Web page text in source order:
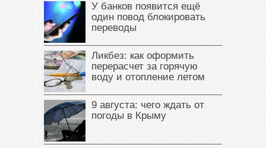
У банков появится ещё
один повод блокировать
переводы
Ликбез: как оформить
перерасчет за горячую
воду и отопление летом
9 августа: чего ждать от
погоды в Крыму